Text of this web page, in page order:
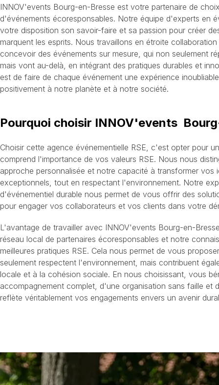
INNOV'events Bourg-en-Bresse est votre partenaire de
d'événements écoresponsables. Notre équipe d'experts en
votre disposition son savoir-faire et sa passion pour créer
marquent les esprits. Nous travaillons en étroite
concevoir des événements sur mesure, qui non seulement
mais vont au-delà, en intégrant des pratiques durables et
est de faire de chaque événement une expérience
positivement à notre planète et à notre société.
Pourquoi choisir INNOV'events
Choisir cette agence événementielle RSE, c'est opter pour
comprend l'importance de vos valeurs RSE. Nous nous
approche personnalisée et notre capacité à transformer vos
exceptionnels, tout en respectant l'environnement. Notre
d'événementiel durable nous permet de vous offrir des
pour engager vos collaborateurs et vos clients dans votre
L'avantage de travailler avec INNOV'events Bourg-en-
réseau local de partenaires écoresponsables et notre
meilleures pratiques RSE. Cela nous permet de vous
seulement respectent l'environnement, mais contribuent
locale et à la cohésion sociale. En nous choisissant, vous
accompagnement complet, d'une organisation sans faille et
reflète véritablement vos engagements envers un avenir